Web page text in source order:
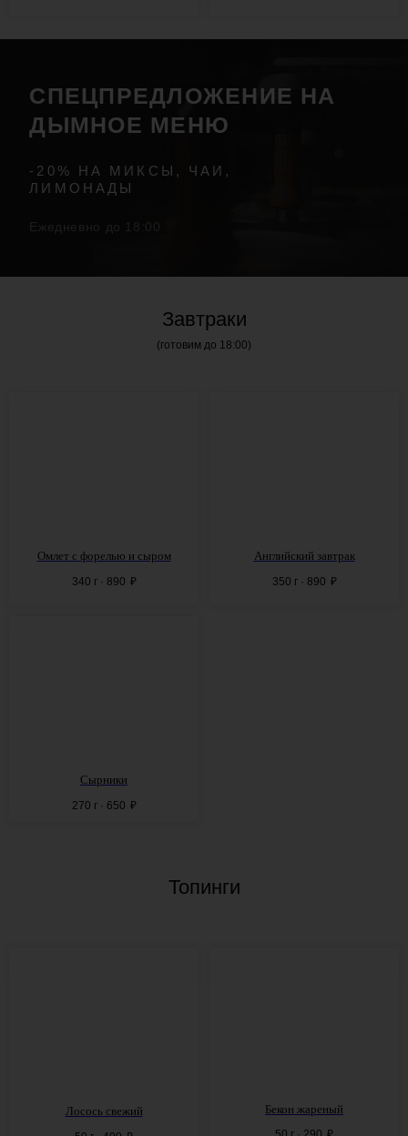
Завтраки
(готовим до 18:00)
Омлет с форелью и сыром
340 г · 890 ₽
Английский завтрак
350 г · 890 ₽
Сырники
270 г · 650 ₽
Топинги
Лосось свежий Бекон жареный